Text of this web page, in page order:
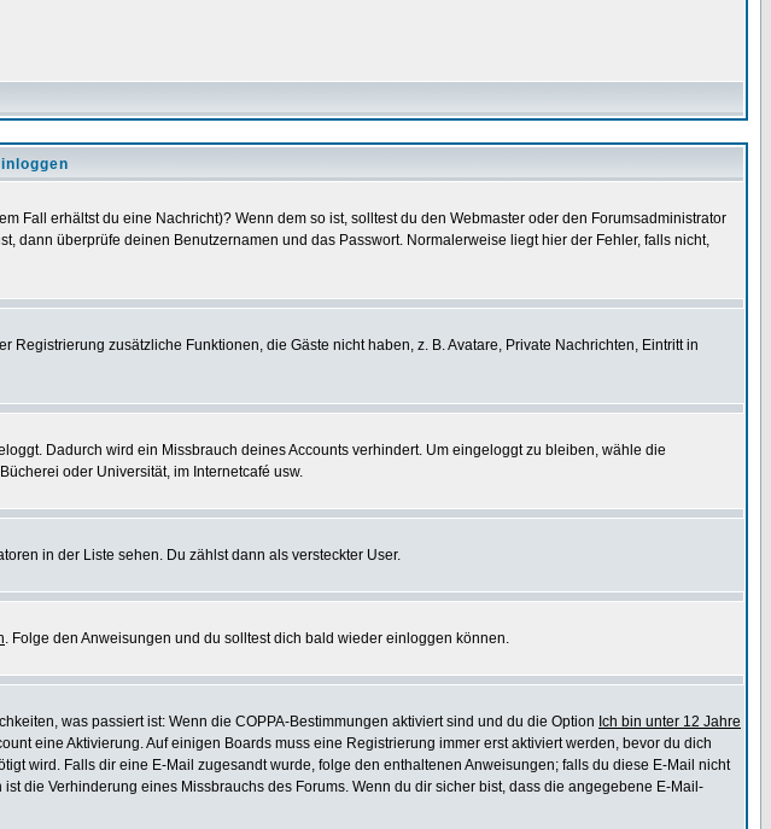
Fall erhältst du eine Nachricht)? Wenn dem so ist, solltest du den Webmaster oder den Forumsadministrator
dann überprüfe deinen Benutzernamen und das Passwort. Normalerweise liegt hier der Fehler, falls nicht,
zusätzliche Funktionen, die Gäste nicht haben, z. B. Avatare, Private Nachrichten, Eintritt in
Dadurch wird ein Missbrauch deines Accounts verhindert. Um eingeloggt zu bleiben, wähle die
oder Universität, im Internetcafé usw.
in der Liste sehen. Du zählst dann als versteckter User.
. Folge den Anweisungen und du solltest dich bald wieder einloggen können.
was passiert ist: Wenn die COPPA-Bestimmungen aktiviert sind und du die Option Ich bin unter 12 Jahre
eine Aktivierung. Auf einigen Boards muss eine Registrierung immer erst aktiviert werden, bevor du dich
wird. Falls dir eine E-Mail zugesandt wurde, folge den enthaltenen Anweisungen; falls du diese E-Mail nicht
die Verhinderung eines Missbrauchs des Forums. Wenn du dir sicher bist, dass die angegebene E-Mail-